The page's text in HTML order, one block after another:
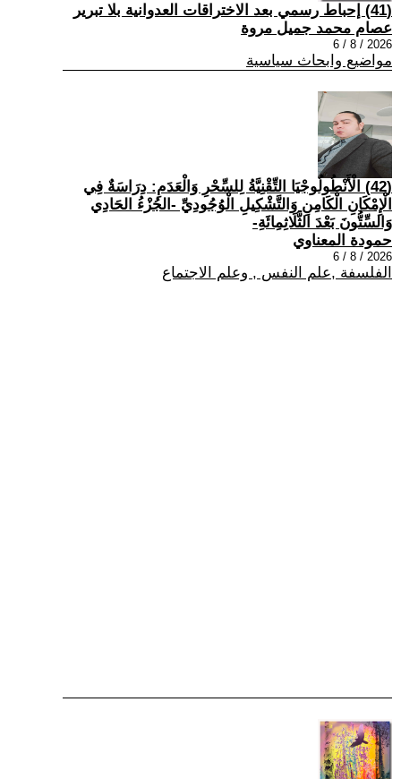
(41) إحباط رسمي بعد الاختراقات العدوانية بلا تبرير
عصام محمد جميل مروة
2026 / 8 / 6
مواضيع وابحاث سياسية
(42) الْأَنْطُولُوجْيَا التِّقْنِيَّةُ لِلسِّحْرِ وَالْعَدَمِ: دِرَاسَةٌ فِي
الْإِمْكَانِ الْكَامِنِ وَالتَّشْكِيلِ الْوُجُودِيِّ -الجُزْءُ الحَادِي
وَالسِّتُّونَ بَعْدَ الثَّلَاثِمِائَةِ-
حمودة المعناوي
2026 / 8 / 6
الفلسفة ,علم النفس , وعلم الاجتماع